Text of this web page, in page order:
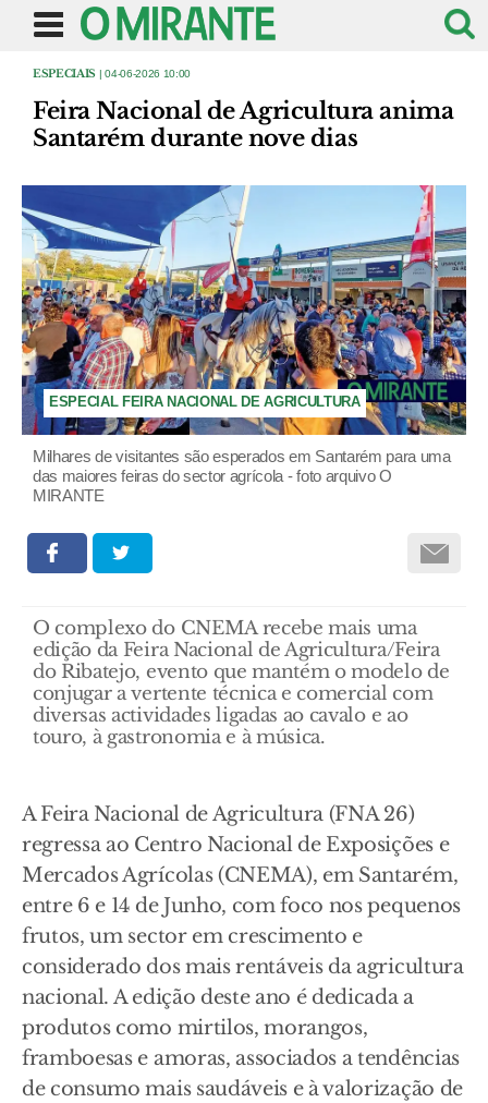
ESPECIAIS | 04-06-2026 10:00
Feira Nacional de Agricultura anima
Santarém durante nove dias
ESPECIAL FEIRA NACIONAL DE AGRICULTURA
Milhares de visitantes são esperados em Santarém para uma
das maiores feiras do sector agrícola - foto arquivo O
MIRANTE
O complexo do CNEMA recebe mais uma
edição da Feira Nacional de Agricultura/Feira
do Ribatejo, evento que mantém o modelo de
conjugar a vertente técnica e comercial com
diversas actividades ligadas ao cavalo e ao
touro, à gastronomia e à música.
A Feira Nacional de Agricultura (FNA 26)
regressa ao Centro Nacional de Exposições e
Mercados Agrícolas (CNEMA), em Santarém,
entre 6 e 14 de Junho, com foco nos pequenos
frutos, um sector em crescimento e
considerado dos mais rentáveis da agricultura
nacional. A edição deste ano é dedicada a
produtos como mirtilos, morangos,
framboesas e amoras, associados a tendências
de consumo mais saudáveis e à valorização de